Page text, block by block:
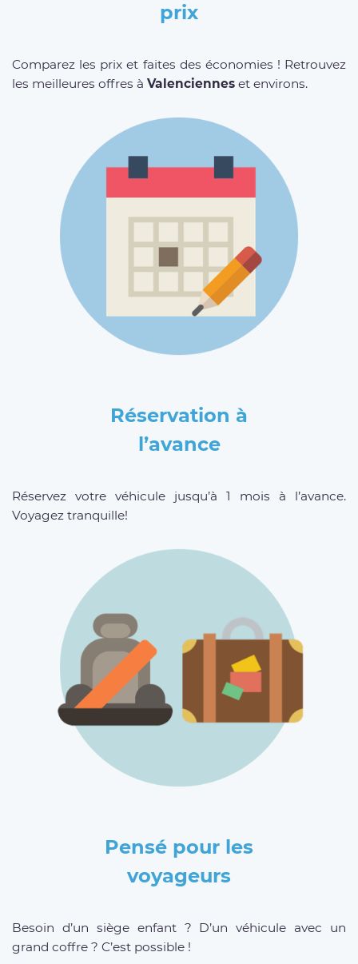
prix
Comparez les prix et faites des économies ! Retrouvez
les meilleures offres à Valenciennes et environs.
Réservation à
l’avance
Réservez votre véhicule jusqu’à 1 mois à l’avance.
Voyagez tranquille!
Pensé pour les
voyageurs
Besoin d’un siège enfant ? D’un véhicule avec un
grand coffre ? C’est possible !